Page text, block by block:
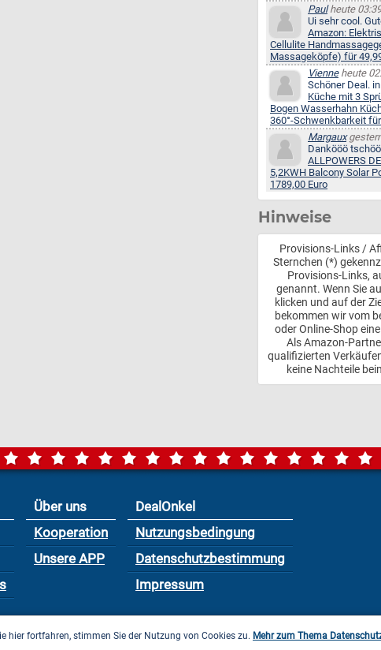
Paulheute
Ui sehr cool.
Amazon:
Cellulite
Massageköpfe) für
Vienneheute
Schöner Deal. in
Küche mit 3
Bogen Wasserhahn
360°-Schwenkbarkeit
Margaux
Dankööö
ALLPOWERS
5,2KWH Balcony Solar
1789,00 Euro
Hinweise
Provisions-Links /
Sternchen (*)
Provisions-Links,
genannt. Wenn Sie
klicken und auf der
bekommen wir vom
oder Online-Shop
Als Amazon-
qualifizierten
keine Nachteile
Über uns
Kooperation
Unsere APP
DealOnkel
Nutzungsbedingung
Datenschutzbestimmung
Impressum
hier fortfahren, stimmen Sie der Nutzung von Cookies zu. Mehr zum Thema